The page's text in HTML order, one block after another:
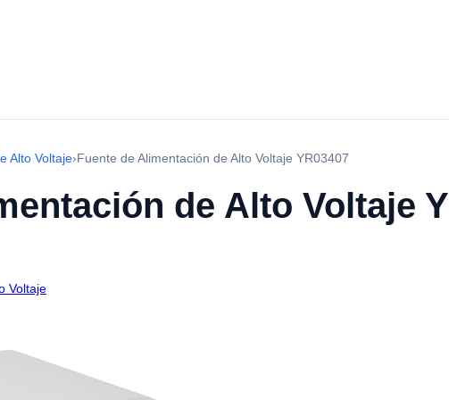
Alto Voltaje›Fuente de Alimentación de Alto Voltaje YR03407
de Alto Voltaje
Voltaje